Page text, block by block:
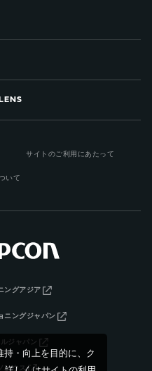
・向上を目的に、ク
サイトのご利用にあたって
いて
ングアジア
ニングジャパン
ジャパン
ハウス